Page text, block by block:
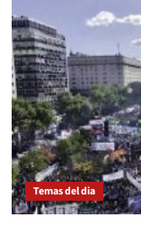
Temas del dia